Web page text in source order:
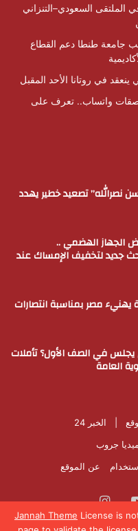
Jannah Theme License is
الملتقى السعودي–التنزاني
جامعة طنطا دعم القطاع
في روتانا الأحد المقبل
واتساب.. تعرف على
نصرالله” تصعيد خطير يهدد
الجهاز الهضمي ..
جديد لتخفيف الإمساك عند
يهنيء مصر بمناسبة انتصارات
يجلس في الصف الأول؟ تأملات
العامة
| الخبر 24
جروب
عن الموقع
‫YouTubeانستقرام